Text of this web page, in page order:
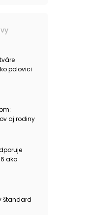
polovici
aj rodiny
ako
štandard